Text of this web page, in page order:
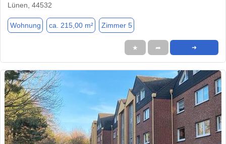
Lünen, 44532
Wohnung ca. 215,00 m² Zimmer 5
★ ➦ ➜